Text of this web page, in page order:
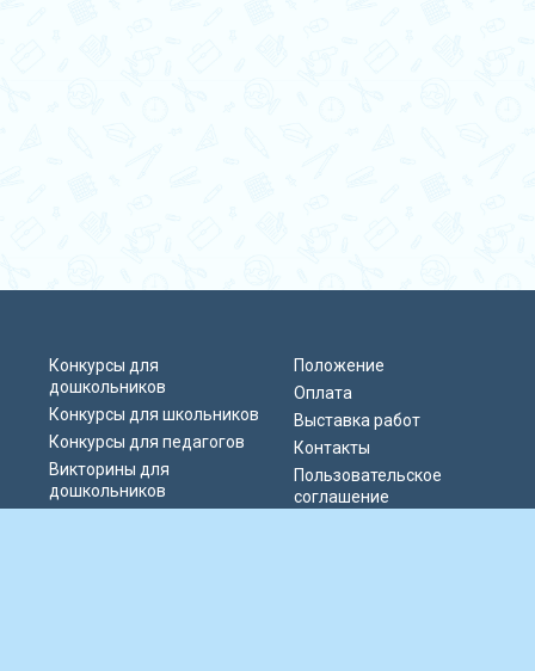
Конкурсы для
дошкольников
Конкурсы для школьников
Конкурсы для педагогов
Викторины для
дошкольников
Положение
Оплата
Выставка работ
Контакты
Пользовательское
соглашение